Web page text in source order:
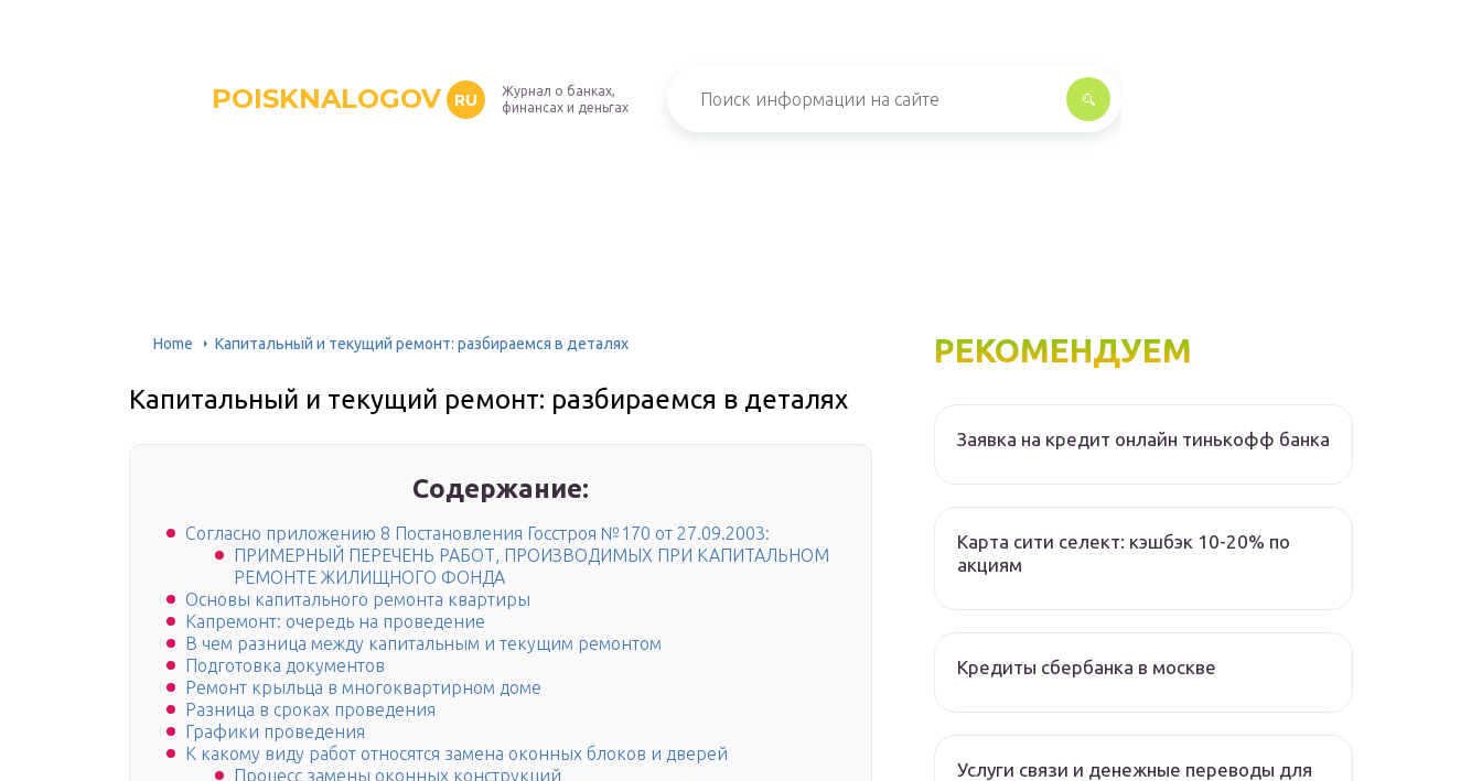
POISKNALOGOV RU
Журнал о банках,
финансах и деньгах
Home Капитальный и текущий ремонт: разбираемся в деталях
Капитальный и текущий ремонт: разбираемся в деталях
Содержание:
Согласно приложению 8 Постановления Госстроя №170 от 27.09.2003:
ПРИМЕРНЫЙ ПЕРЕЧЕНЬ РАБОТ, ПРОИЗВОДИМЫХ ПРИ КАПИТАЛЬНОМ
РЕМОНТЕ ЖИЛИЩНОГО ФОНДА
Основы капитального ремонта квартиры
Капремонт: очередь на проведение
В чем разница между капитальным и текущим ремонтом
Подготовка документов
Ремонт крыльца в многоквартирном доме
Разница в сроках проведения
Графики проведения
К какому виду работ относятся замена оконных блоков и дверей
Процесс замены оконных конструкций
РЕКОМЕНДУЕМ
Заявка на кредит онлайн тинькофф банка
Карта сити селект: кэшбэк 10-20% по
акциям
Кредиты сбербанка в москве
Услуги связи и денежные переводы для